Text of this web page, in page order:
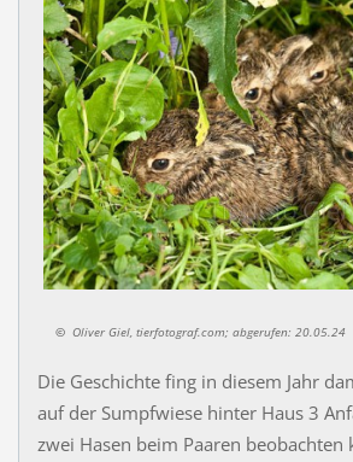
© Oliver Giel, tierfotograf.com; abgerufen: 20.05.24
Die Geschichte fing in diesem Jahr
auf der Sumpfwiese hinter Haus 3
zwei Hasen beim Paaren beobachten